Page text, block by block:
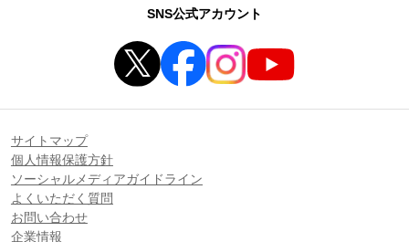
SNS公式アカウント
サイトマップ
個人情報保護方針
ソーシャルメディアガイドライン
よくいただく質問
お問い合わせ
企業情報